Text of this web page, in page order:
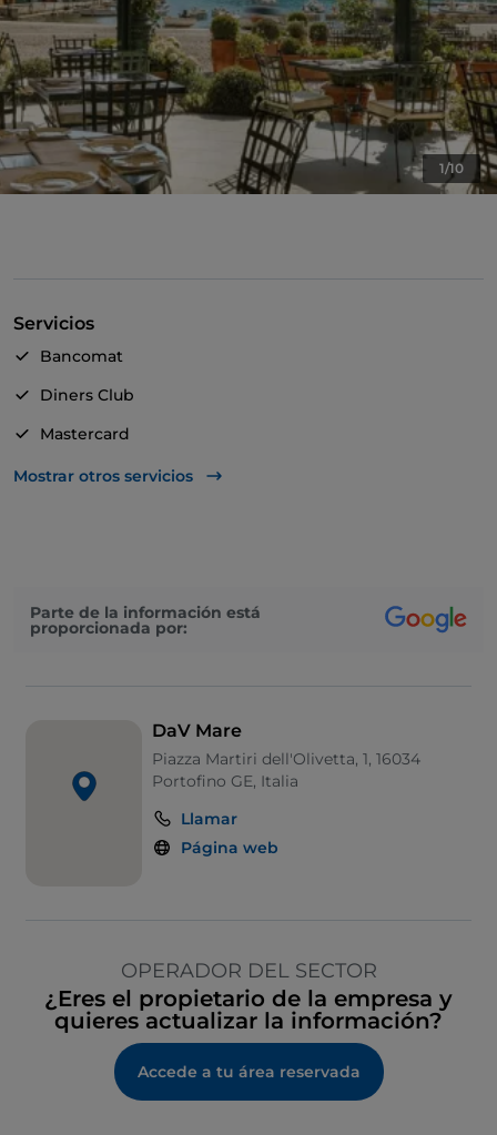
1/10
Servicios
Bancomat
Diners Club
Mastercard
Visa
Mostrar otros servicios
Parte de la información está
proporcionada por:
DaV Mare
Piazza Martiri dell'Olivetta, 1, 16034
Portofino GE, Italia
Llamar
Página web
OPERADOR DEL SECTOR
¿Eres el propietario de la empresa y
quieres actualizar la información?
Accede a tu área reservada